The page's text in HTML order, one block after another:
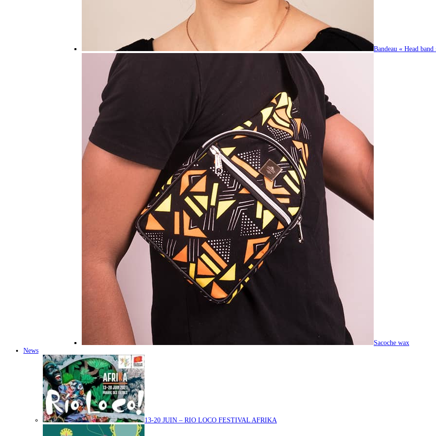
Bandeau « Head band
Sacoche wax
News
13-20 JUIN – RIO LOCO FESTIVAL AFRIKA